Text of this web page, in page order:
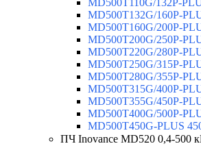
MD500T110G/132P-
MD500T132G/160P-
MD500T160G/200P-
MD500T200G/250P-
MD500T220G/280P-
MD500T250G/315P-
MD500T280G/355P-
MD500T315G/400P-
MD500T355G/450P-
MD500T400G/500P-
MD500T450G-PLUS
ПЧ Inovance MD520 0,4-500